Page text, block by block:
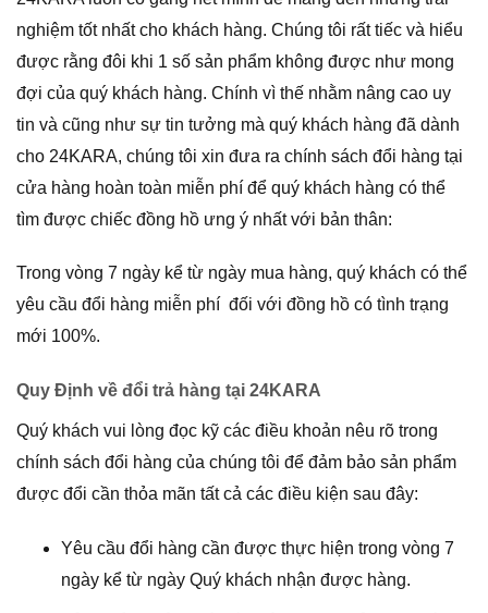
nghiệm tốt nhất cho khách hàng. Chúng tôi rất tiếc và hiểu
được rằng đôi khi 1 số sản phẩm không được như mong
đợi của quý khách hàng. Chính vì thế nhằm nâng cao uy
tin và cũng như sự tin tưởng mà quý khách hàng đã dành
cho 24KARA, chúng tôi xin đưa ra chính sách đổi hàng tại
cửa hàng hoàn toàn miễn phí để quý khách hàng có thể
tìm được chiếc đồng hồ ưng ý nhất với bản thân:
Trong vòng 7 ngày kể từ ngày mua hàng, quý khách có thể
yêu cầu đổi hàng miễn phí đối với đồng hồ có tình trạng
mới 100%.
Quy Định về đổi trả hàng tại 24KARA
Quý khách vui lòng đọc kỹ các điều khoản nêu rõ trong
chính sách đổi hàng của chúng tôi để đảm bảo sản phẩm
được đổi cần thỏa mãn tất cả các điều kiện sau đây:
Yêu cầu đổi hàng cần được thực hiện trong vòng 7
ngày kể từ ngày Quý khách nhận được hàng.